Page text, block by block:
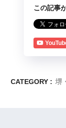
この記事
CATEGORY : 堺